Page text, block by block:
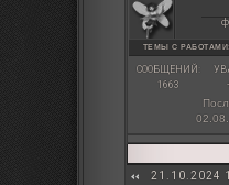
ТЕМЫ С
СООБЩЕНИЙ:
1663
21.10.2024